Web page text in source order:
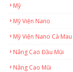
Mỹ
Mỹ Viện Nano
Mỹ Viện Nano Cà Mau
Nâng Cao Đầu Mũi
Nâng Cao Mũi